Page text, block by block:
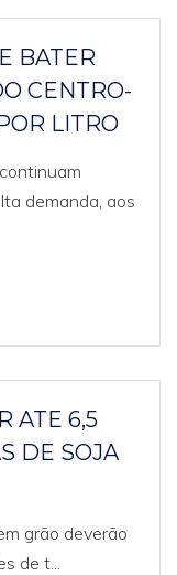
BATER
CENTRO-
LITRO
demanda, aos
ATE 6,5
DE SOJA
grão deverão
de t...